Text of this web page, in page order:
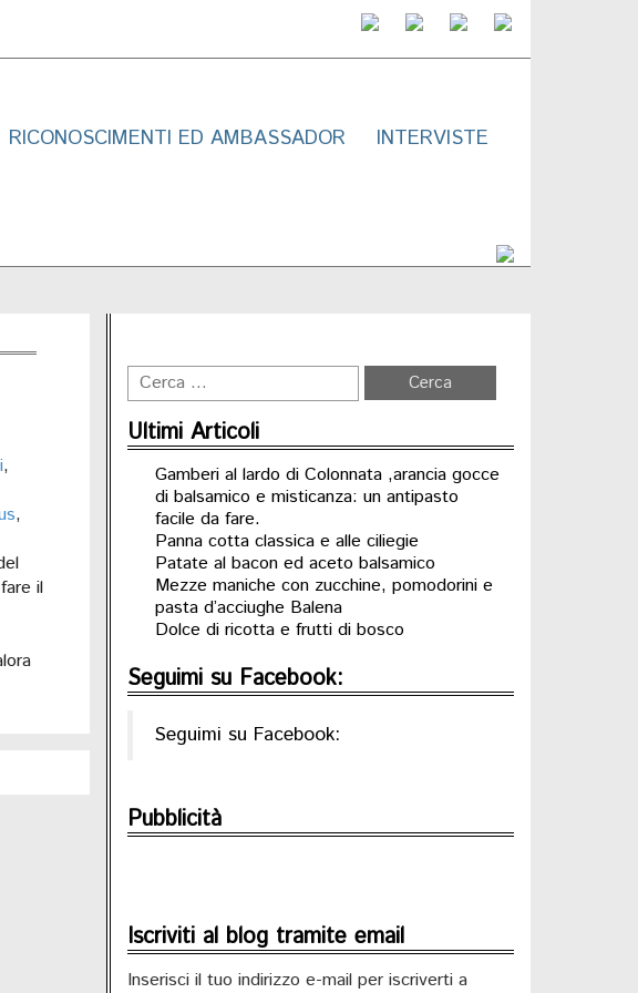
RICONOSCIMENTI ED AMBASSADOR
INTERVISTE
,
,
il
Ultimi Articoli
Gamberi al lardo di Colonnata ,arancia gocce
di balsamico e misticanza: un antipasto
facile da fare.
Panna cotta classica e alle ciliegie
Patate al bacon ed aceto balsamico
Mezze maniche con zucchine, pomodorini e
pasta d’acciughe Balena
Dolce di ricotta e frutti di bosco
Seguimi su Facebook:
Seguimi su Facebook:
Pubblicità
Iscriviti al blog tramite email
Inserisci il tuo indirizzo e-mail per iscriverti a